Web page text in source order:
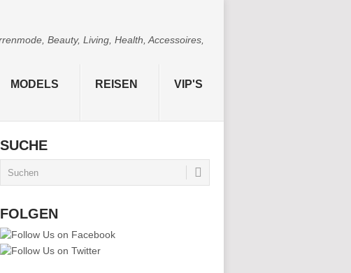
Beauty, Living, Health, Accessoires,
MODELS REISEN VIP'S
SUCHE
FOLGEN